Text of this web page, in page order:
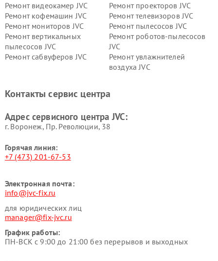
Ремонт видеокамер JVC
Ремонт проекторов JVC
Ремонт кофемашин JVC
Ремонт телевизоров JVC
Ремонт мониторов JVC
Ремонт пылесосов JVC
Ремонт вертикальных
пылесосов JVC
Ремонт роботов-пылесосов
JVC
Ремонт сабвуферов JVC
Ремонт увлажнителей
воздуха JVC
Контакты сервис центра
Адрес сервисного центра JVC:
г. Воронеж, Пр. Революции, 38
Горячая линия:
+7 (473) 201-67-53
Электронная почта:
info@jvc-fix.ru
для юридических лиц
manager@fix-jvc.ru
График работы:
ПН-ВСК с 9:00 до 21:00 без перерывов и выходных